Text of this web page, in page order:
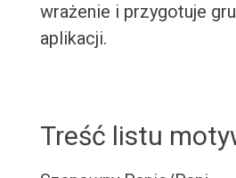
wrażenie i przygotuje
aplikacji.
Treść listu